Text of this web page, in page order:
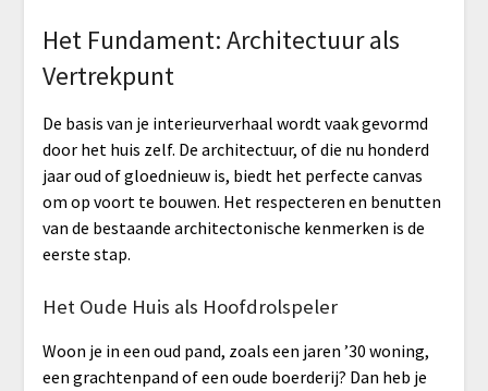
Het Fundament: Architectuur als
Vertrekpunt
De basis van je interieurverhaal wordt vaak gevormd
door het huis zelf. De architectuur, of die nu honderd
jaar oud of gloednieuw is, biedt het perfecte canvas
om op voort te bouwen. Het respecteren en benutten
van de bestaande architectonische kenmerken is de
eerste stap.
Het Oude Huis als Hoofdrolspeler
Woon je in een oud pand, zoals een jaren ’30 woning,
een grachtenpand of een oude boerderij? Dan heb je